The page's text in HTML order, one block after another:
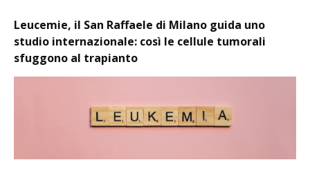
Leucemie, il San Raffaele di Milano guida uno
studio internazionale: così le cellule tumorali
sfuggono al trapianto